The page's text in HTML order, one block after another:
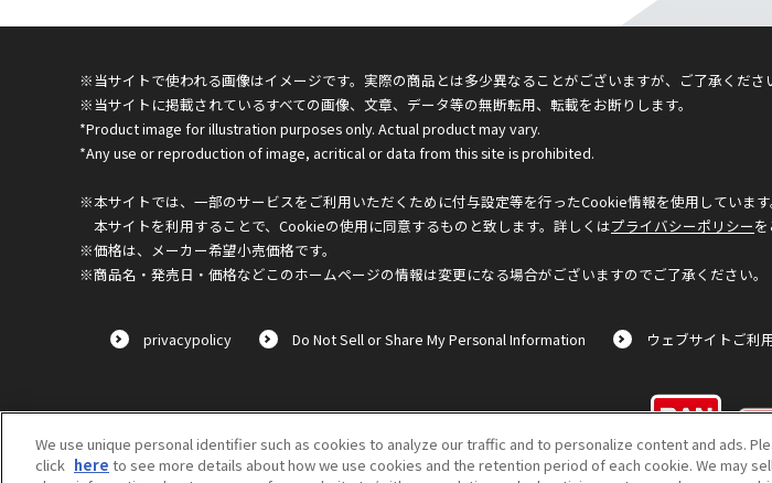
※当サイトで使われる画像はイメージです。実際の商品とは多少異なることがございますが、ご了承くださ
※当サイトに掲載されているすべての画像、文章、データ等の無断転用、転載をお断りします。
*Product image for illustration purposes only. Actual product may vary.
*Any use or reproduction of image, acritical or data from this site is prohibited.
※本サイトでは、一部のサービスをご利用いただくために付与設定等を行ったCookie情報を使用しています
本サイトを利用することで、Cookieの使用に同意するものと致します。詳しくはプライバシーポリシーを
※価格は、メーカー希望小売価格です。
※商品名・発売日・価格などこのホームページの情報は変更になる場合がございますのでご了承ください。
privacypolicy Do Not Sell or Share My Personal Information ウェブサイトご利
We use unique personal identifier such as cookies to analyze our traffic and to personalize content and ads.
click here to see more details about how we use cookies and the retention period of each cookie. We may